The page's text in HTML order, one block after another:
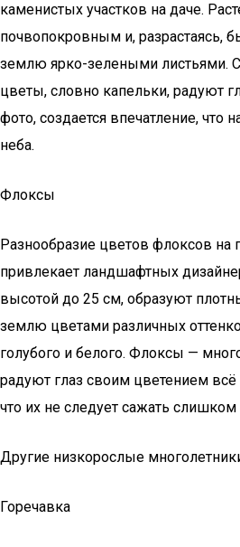
каменистых участков на даче.
почвопокровным и, разрастаясь,
землю ярко-зелеными листьями.
цветы, словно капельки, радуют
фото, создается впечатление, что
неба.
Флоксы
Разнообразие цветов флоксов на
привлекает ландшафтных
высотой до 25 см, образуют
землю цветами различных
голубого и белого. Флоксы —
радуют глаз своим цветением
что их не следует сажать слишком
Другие низкорослые
Горечавка